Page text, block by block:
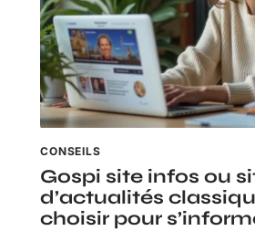
CONSEILS
Gospi site infos ou
d’actualités
choisir pour